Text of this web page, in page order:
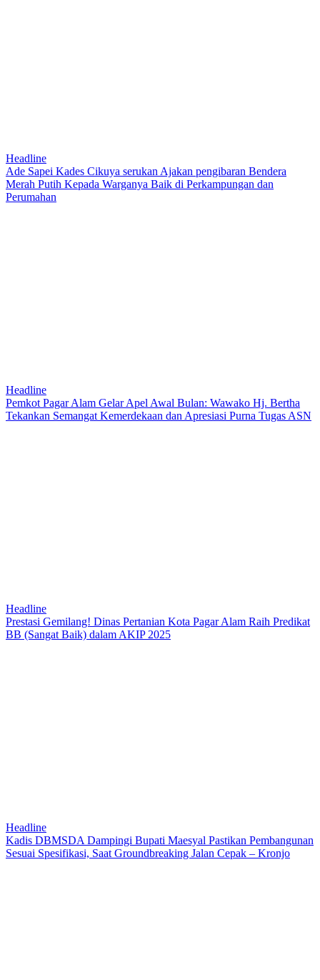
Headline
Ade Sapei Kades Cikuya serukan Ajakan pengibaran Bendera
Merah Putih Kepada Warganya Baik di Perkampungan dan
Perumahan
Headline
Pemkot Pagar Alam Gelar Apel Awal Bulan: Wawako Hj. Bertha
Tekankan Semangat Kemerdekaan dan Apresiasi Purna Tugas ASN
Headline
Prestasi Gemilang! Dinas Pertanian Kota Pagar Alam Raih Predikat
BB (Sangat Baik) dalam AKIP 2025
Headline
Kadis DBMSDA Dampingi Bupati Maesyal Pastikan Pembangunan
Sesuai Spesifikasi, Saat Groundbreaking Jalan Cepak – Kronjo